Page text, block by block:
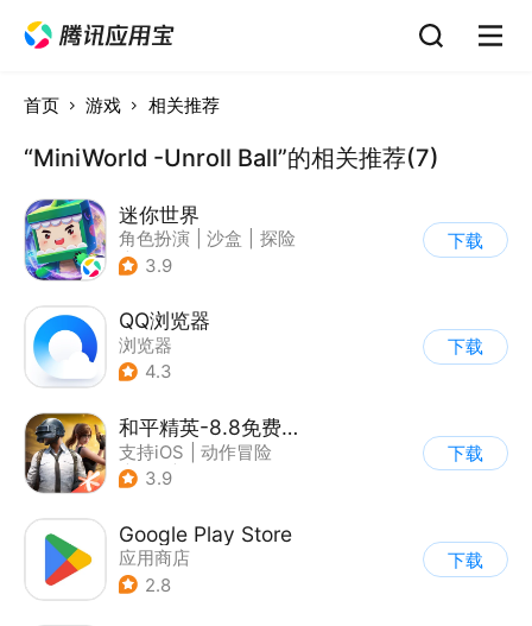
首页 游戏 相关推荐
“MiniWorld -Unroll Ball”的相关推荐(7)
迷你世界
角色扮演 沙盒
探险
| 我的世界
3.9
下载
QQ浏览器
浏览器
4.3
下载
和平精英-8.8免费领20连抽
支持iOS
动作冒险
| PvP
3.9
下载
Google Play Store
应用商店
2.8
下载